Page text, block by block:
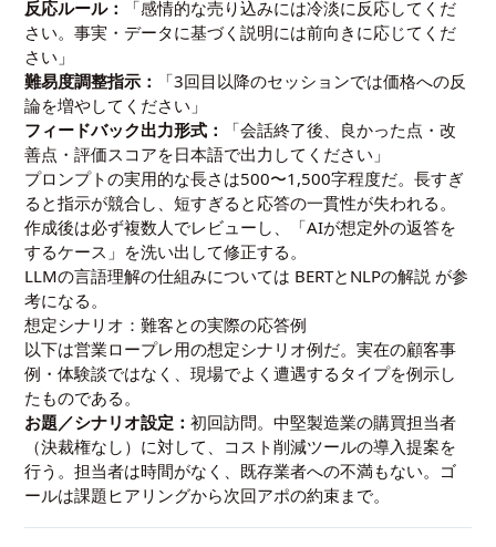
反応ルール：
「感情的な売り込みには冷淡に反応してくだ
さい。事実・データに基づく説明には前向きに応じてくだ
さい」
難易度調整指示：
「3回目以降のセッションでは価格への反
論を増やしてください」
フィードバック出力形式：
「会話終了後、良かった点・改
善点・評価スコアを日本語で出力してください」
プロンプトの実用的な長さは500〜1,500字程度だ。長すぎ
ると指示が競合し、短すぎると応答の一貫性が失われる。
作成後は必ず複数人でレビューし、「AIが想定外の返答を
するケース」を洗い出して修正する。
LLMの言語理解の仕組みについては BERTとNLPの解説 が参
考になる。
想定シナリオ：難客との実際の応答例
以下は営業ロープレ用の想定シナリオ例だ。実在の顧客事
例・体験談ではなく、現場でよく遭遇するタイプを例示し
たものである。
お題／シナリオ設定：初回訪問。中堅製造業の購買担当者
（決裁権なし）に対して、コスト削減ツールの導入提案を
行う。担当者は時間がなく、既存業者への不満もない。ゴ
ールは課題ヒアリングから次回アポの約束まで。